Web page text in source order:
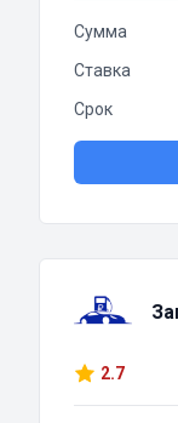
Сумма
Ставка
Срок
2.7